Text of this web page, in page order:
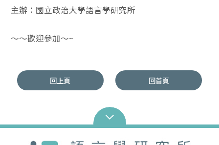
主辦：國立政治大學語言學研究所
～～歡迎參加～~
回上頁 回首頁